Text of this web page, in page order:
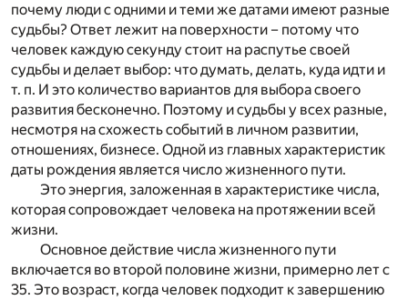
почему люди с одними и теми же датами имеют разные
судьбы? Ответ лежит на поверхности – потому что
человек каждую секунду стоит на распутье своей
судьбы и делает выбор: что думать, делать, куда идти и
т. п. И это количество вариантов для выбора своего
развития бесконечно. Поэтому и судьбы у всех разные,
несмотря на схожесть событий в личном развитии,
отношениях, бизнесе. Одной из главных характеристик
даты рождения является число жизненного пути.
Это энергия, заложенная в характеристике числа,
которая сопровождает человека на протяжении всей
жизни.
Основное действие числа жизненного пути
включается во второй половине жизни, примерно лет с
35. Это возраст, когда человек подходит к завершению